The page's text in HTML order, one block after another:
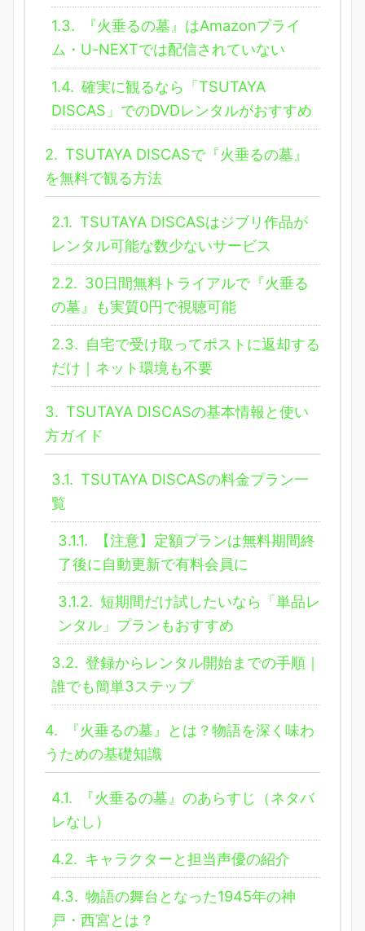
1.3.
『火垂るの墓』はAmazonプライ
ム・U-NEXTでは配信されていない
1.4. 確実に観るなら「TSUTAYA
DISCAS」でのDVDレンタルがおすすめ
2. TSUTAYA DISCASで『火垂るの墓』
を無料で観る方法
2.1. TSUTAYA DISCASはジブリ作品が
レンタル可能な数少ないサービス
2.2. 30日間無料トライアルで『火垂る
の墓』も実質0円で視聴可能
2.3. 自宅で受け取ってポストに返却する
だけ｜ネット環境も不要
3. TSUTAYA DISCASの基本情報と使い
方ガイド
3.1. TSUTAYA DISCASの料金プラン一
覧
3.1.1.
【注意】定額プランは無料期間終
了後に自動更新で有料会員に
3.1.2. 短期間だけ試したいなら「単品レ
ンタル」プランもおすすめ
3.2. 登録からレンタル開始までの手順｜
誰でも簡単3ステップ
4.
『火垂るの墓』とは？物語を深く味わ
うための基礎知識
4.1.
『火垂るの墓』のあらすじ（ネタバ
レなし）
4.2. キャラクターと担当声優の紹介
4.3. 物語の舞台となった1945年の神
戸・西宮とは？